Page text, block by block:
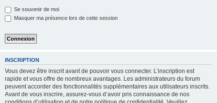
Se souvenir de moi
Masquer ma présence lors de cette session
INSCRIPTION
Vous devez être inscrit avant de pouvoir vous connecter. L’inscription est
rapide et vous offre de nombreux avantages. Les administrateurs du forum
peuvent accorder des fonctionnalités supplémentaires aux utilisateurs inscrits.
Avant de vous inscrire, assurez-vous d’avoir pris connaissance de nos